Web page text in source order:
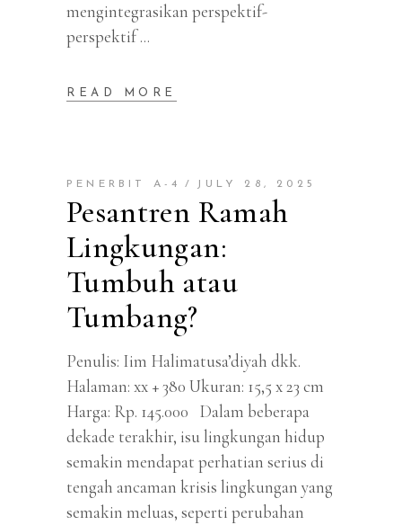
mengintegrasikan perspektif-
perspektif
READ MORE
PENERBIT A-4 JULY 28, 2025
Pesantren Ramah
Lingkungan:
Tumbuh atau
Tumbang?
Penulis: Iim Halimatusa’diyah dkk.
Halaman: xx + 380 Ukuran: 15,5 x 23 cm
Harga: Rp. 145.000 Dalam beberapa
dekade terakhir, isu lingkungan hidup
semakin mendapat perhatian serius di
tengah ancaman krisis lingkungan yang
semakin meluas, seperti perubahan